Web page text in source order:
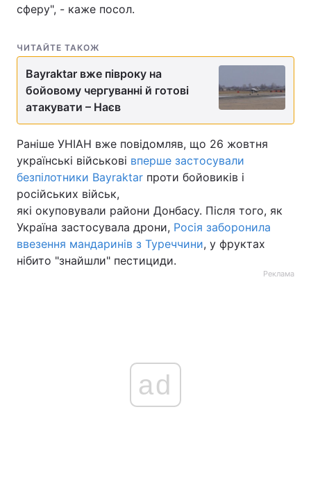
сферу", - каже посол.
ЧИТАЙТЕ ТАКОЖ
Bayraktar вже півроку на
бойовому чергуванні й готові
атакувати – Наєв
Раніше УНІАН вже повідомляв, що 26 жовтня
українські військові вперше застосували
безпілотники Bayraktar проти бойовиків і
російських військ,
які окуповували райони Донбасу. Після того, як
Україна застосувала дрони, Росія заборонила
ввезення мандаринів з Туреччини, у фруктах
нібито "знайшли" пестициди.
Реклама
ad